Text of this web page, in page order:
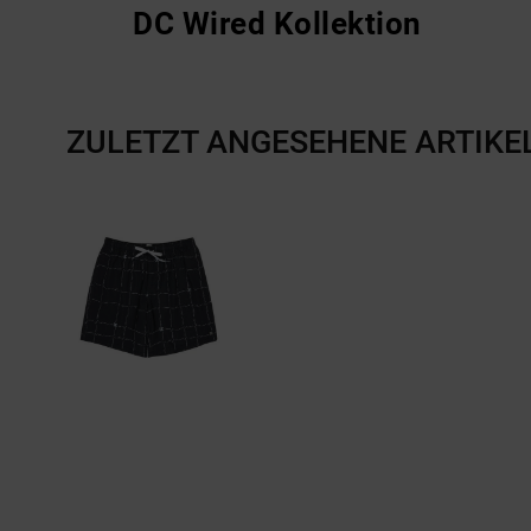
DC Wired Kollektion
ZULETZT ANGESEHENE